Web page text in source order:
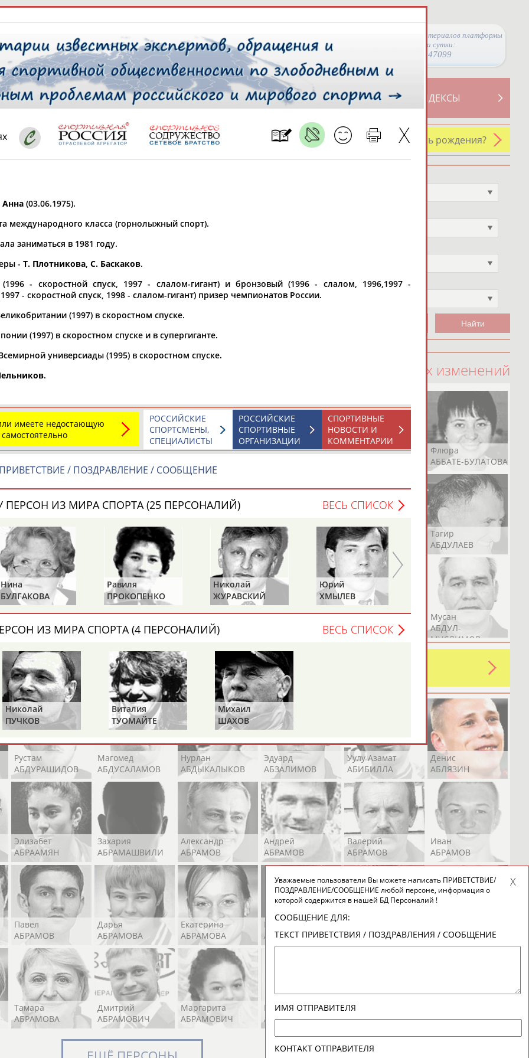
Просмотры материалов платформы
за сутки:
47099
СВОДНЫЕ ИНДЕКСЫ
ТАБЛО АКТИВНОСТИ
РЕСУРСНАЯ ПЛОЩАДКА
У кого сегодня день рождения?
регион*
проживания
рождения
чч мм год по чч мм год
Чемпион
Не выбран
100 последних изменений
Юлия
Дмитрий
Тамилла
Рамазан
Ростом
Флюра
АББАТЕ-БУЛАТОВА
Каримжан
АБДРАХМАНОВ
Аделя
АБДРАХМАНОВА
АБДУВАЛИЕВ
Герман
АБДУЛАЕВ
Рамазан
АБДУЛАЕВ
Тагир
АБДУЛАЕВ
Абдула
АБДУЛЖАЛИЛОВ
Магомед
АБДУЛКАГИРОВ
Назир
АБДУЛЛАЕВ
Аслан
Эмиль
АБДУЛЛИН
Мусан
АБДУЛ-
МУСЛИМОВ
спортсмене, тренере, специалисте или исправить какую-либо ошибку в уже
Герои спорта - это одни из главных патриотов своей страны!
Рустам
АБДУРАШИДОВ
Магомед
АБДУСАЛАМОВ
Нурлан
АБДЫКАЛЫКОВ
Эдуард
АБЗАЛИМОВ
Уулу Азамат
АБИБИЛЛА
Денис
АБЛЯЗИН
Элизабет
АБРААМЯН
Захария
АБРАМАШВИЛИ
Александр
АБРАМОВ
Андрей
АБРАМОВ
Валерий
АБРАМОВ
Иван
АБРАМОВ
Павел
АБРАМОВ
Дарья
АБРАМОВА
Екатерина
АБРАМОВА
Екатерина
АБРАМОВА
Ирина
АБРАМОВА
АБРАМОВА
Тамара
АБРАМОВА
Дмитрий
АБРАМОВИЧ
Маргарита
АБРАМОВИЧ
Иракли
АБРАМЯН
Осеп
АБРАМЯН
АБРАРОВ
(03.06.1975).
международного класса (горнолыжный спорт).
заниматься в 1981 году.
- Т. Плотникова С. Баскаков.
- скоростной спуск, 1997 - слалом-гигант) и бронзовый (1996 - слалом, 1996,1997 -
- скоростной спуск, 1998 - слалом-гигант) призер чемпионатов России.
(1997) в скоростном спуске.
(1997) в скоростном спуске и в супергиганте.
универсиады (1995) в скоростном спуске.
.
имеете недостающую
СПОРТИВНЫЕ
НОВОСТИ И
КОММЕНТАРИИ
РОССИЙСКИЕ
СПОРТИВНЫЕ
ОРГАНИЗАЦИИ
РОССИЙСКИЕ
СПОРТСМЕНЫ,
СПЕЦИАЛИСТЫ
ПРИВЕТСТВИЕ / ПОЗДРАВЛЕНИЕ / СООБЩЕНИЕ
ПЕРСОН ИЗ МИРА СПОРТА (25 ПЕРСОНАЛИЙ) ВЕСЬ СПИСОК
Равиля
ПРОКОПЕНКО
(САЛИМОВА)
Николай
ЖУРАВСКИЙ
Юрий
ХМЫЛЕВ
Михаил
НАСТЕНКО
Павел
МЕЛЬНИКОВ
ИЗ МИРА СПОРТА (4 ПЕРСОНАЛИЙ) ВЕСЬ СПИСОК
Николай
ПУЧКОВ
Виталия
ТУОМАЙТЕ
Михаил
ШАХОВ
Уважаемые пользователи Вы можете написать ПРИВЕТСТВИЕ/
ПОЗДРАВЛЕНИЕ/СООБЩЕНИЕ любой персоне, информация о
которой содержится в нашей БД Персоналий !
СООБЩЕНИЕ ДЛЯ:
ТЕКСТ ПРИВЕТСТВИЯ / ПОЗДРАВЛЕНИЯ / СООБЩЕНИЕ
ИМЯ ОТПРАВИТЕЛЯ
КОНТАКТ ОТПРАВИТЕЛЯ